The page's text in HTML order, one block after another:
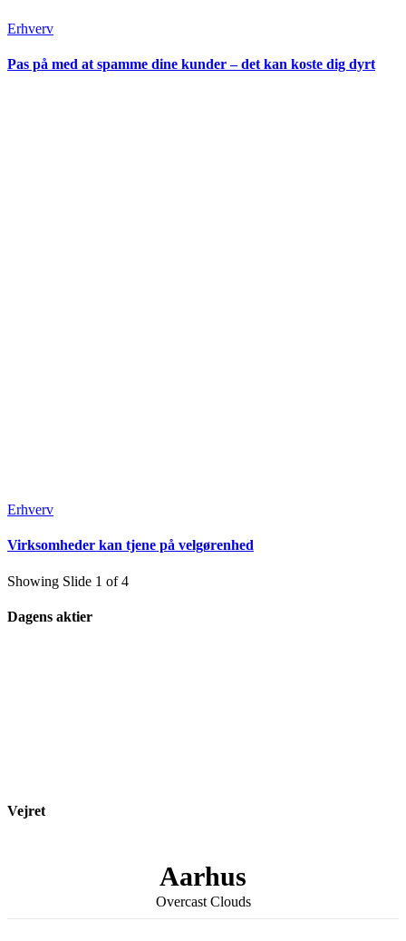
Erhverv
Pas på med at spamme dine kunder – det kan koste dig dyrt
Erhverv
Virksomheder kan tjene på velgørenhed
Showing Slide 1 of 4
Dagens aktier
Vejret
Aarhus
Overcast Clouds